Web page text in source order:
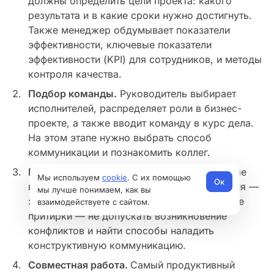
Мы используем cookie. С их помощью
мы лучше понимаем, как вы
взаимодействуете с сайтом.
Ок
результата и в какие сроки нужно достигнуть.
Также менеджер обдумывает показатели
эффективности, ключевые показатели
эффективности (KPI) для сотрудников, и методы
контроля качества.
Подбор команды. Руководитель выбирает
исполнителей, распределяет роли в бизнес-
проекте, а также вводит команду в курс дела.
На этом этапе нужно выбрать способ
коммуникации и познакомить коллег.
Притирка.
У сотрудников могут быть разные
взгляды на задачи и способы их достижения —
это нормально. Цель руководителя на этапе
притирки — не допускать возникновение
конфликтов и найти способы наладить
конструктивную коммуникацию.
Совместная работа. Самый продуктивный